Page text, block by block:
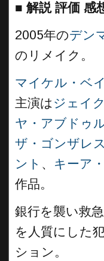
■ 解説 評価 感
2005年のデン
のリメイク。
マイケル・ベイ
主演はジェイ
ヤ・アブドゥ
ザ・ゴンザレス
ント 、 キーア
作品。
銀行を襲い救
を人質にした
ション。